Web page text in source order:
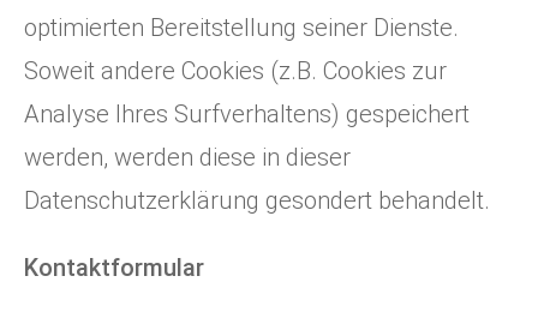
optimierten Bereitstellung seiner Dienste.
Soweit andere Cookies (z.B. Cookies zur
Analyse Ihres Surfverhaltens) gespeichert
werden, werden diese in dieser
Datenschutzerklärung gesondert behandelt.
Kontaktformular